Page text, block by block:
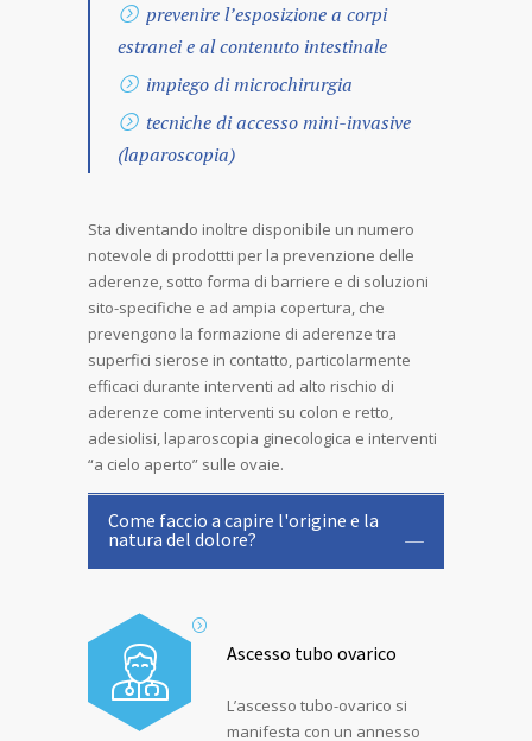
prevenire l’esposizione a corpi
estranei e al contenuto intestinale
impiego di microchirurgia
tecniche di accesso mini-invasive
(laparoscopia)
Sta diventando inoltre disponibile un numero
notevole di prodottti per la prevenzione delle
aderenze, sotto forma di barriere e di soluzioni
sito-specifiche e ad ampia copertura, che
prevengono la formazione di aderenze tra
superfici sierose in contatto, particolarmente
efficaci durante interventi ad alto rischio di
aderenze come interventi su colon e retto,
adesiolisi, laparoscopia ginecologica e interventi
“a cielo aperto” sulle ovaie.
Come faccio a capire l'origine e la
natura del dolore?
Ascesso tubo ovarico
L’ascesso tubo-ovarico si
manifesta con un annesso